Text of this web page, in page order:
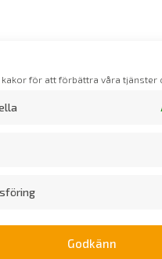
kakor för att förbättra våra tjänster
Godkänn